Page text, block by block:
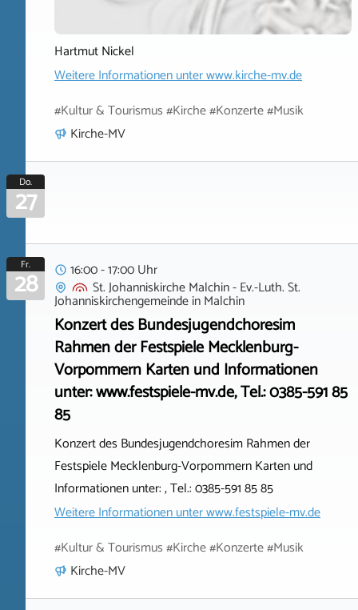
Hartmut Nickel
Weitere Informationen unterwww.kirche-mv.de
#Kultur & Tourismus #Kirche #Konzerte #Musik
Kirche-MV
Do.
27
Fr.
28
16:00 - 17:00 Uhr
St. Johanniskirche Malchin - Ev.-Luth. St.
JohanniskirchengemeindeinMalchin
Konzert des Bundesjugendchoresim
Rahmen der Festspiele Mecklenburg-
Vorpommern Karten und Informationen
unter: www.festspiele-mv.de, Tel.: 0385-591 85
85
Konzert des Bundesjugendchoresim Rahmen der
Festspiele Mecklenburg-Vorpommern Karten und
Informationen unter: , Tel.: 0385-591 85 85
Weitere Informationen unterwww.festspiele-mv.de
#Kultur & Tourismus #Kirche #Konzerte #Musik
Kirche-MV